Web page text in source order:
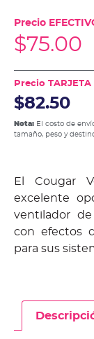
Precio
$75.00
Precio
$82.50
Nota: El costo de
tamaño, peso y
El Cougar
excelente
ventilador
con efectos
para sus